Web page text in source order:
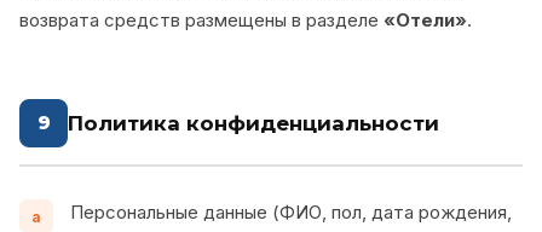
возврата средств размещены в разделе «Отели».
9 Политика конфиденциальности
а
Персональные данные (ФИО, пол, дата рождения,